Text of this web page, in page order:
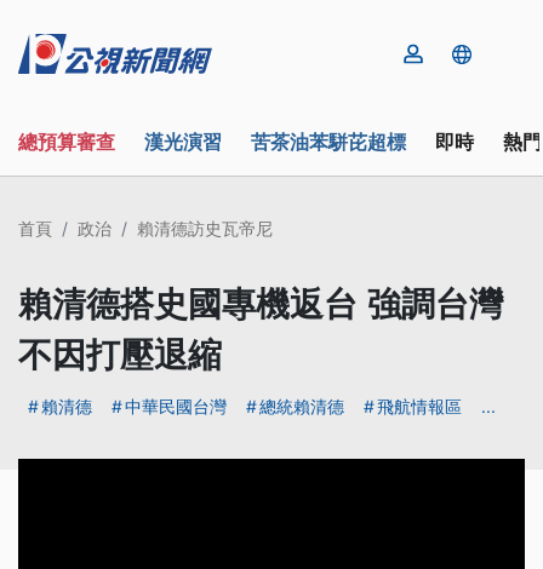
總預算審查 漢光演習 苦茶油苯駢芘超標 即時 熱
首頁 政治 賴清德訪史瓦帝尼
賴清德搭史國專機返台 強調台灣
不因打壓退縮
賴清德 中華民國台灣 總統賴清德 飛航情報區 ...